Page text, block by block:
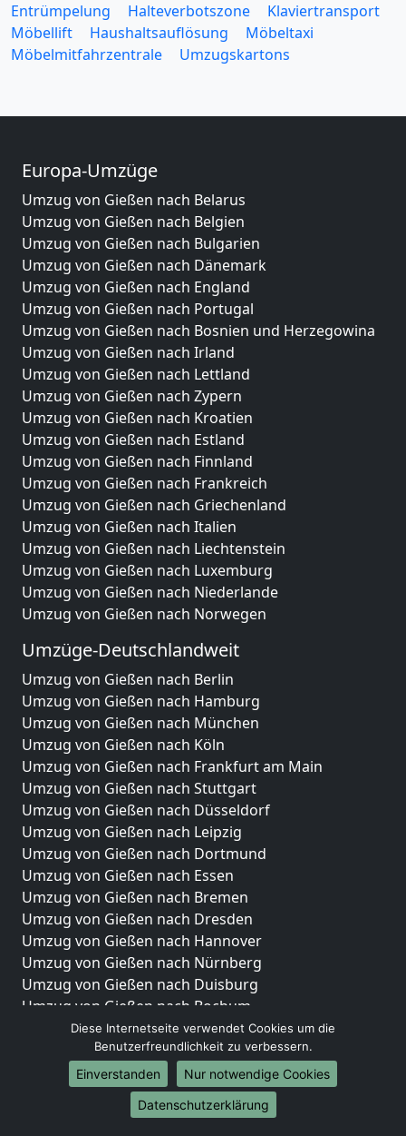
Entrümpelung
Halteverbotszone
Klaviertransport
Möbellift
Haushaltsauflösung
Möbeltaxi
Möbelmitfahrzentrale
Umzugskartons
Europa-Umzüge
Umzug von Gießen nach Belarus
Umzug von Gießen nach Belgien
Umzug von Gießen nach Bulgarien
Umzug von Gießen nach Dänemark
Umzug von Gießen nach England
Umzug von Gießen nach Portugal
Umzug von Gießen nach Bosnien und Herzegowina
Umzug von Gießen nach Irland
Umzug von Gießen nach Lettland
Umzug von Gießen nach Zypern
Umzug von Gießen nach Kroatien
Umzug von Gießen nach Estland
Umzug von Gießen nach Finnland
Umzug von Gießen nach Frankreich
Umzug von Gießen nach Griechenland
Umzug von Gießen nach Italien
Umzug von Gießen nach Liechtenstein
Umzug von Gießen nach Luxemburg
Umzug von Gießen nach Niederlande
Umzug von Gießen nach Norwegen
Umzüge-Deutschlandweit
Umzug von Gießen nach Berlin
Umzug von Gießen nach Hamburg
Umzug von Gießen nach München
Umzug von Gießen nach Köln
Umzug von Gießen nach Frankfurt am Main
Umzug von Gießen nach Stuttgart
Umzug von Gießen nach Düsseldorf
Umzug von Gießen nach Leipzig
Umzug von Gießen nach Dortmund
Umzug von Gießen nach Essen
Umzug von Gießen nach Bremen
Umzug von Gießen nach Dresden
Umzug von Gießen nach Hannover
Umzug von Gießen nach Nürnberg
Umzug von Gießen nach Duisburg
Umzug von Gießen nach Bochum
Umzug von Gießen nach Wuppertal
Umzug von Gießen nach Bielefeld
Umzug von Gießen nach Bonn
Umzug von Gießen nach Münster
Diese Internetseite verwendet Cookies um die
Benutzerfreundlichkeit zu verbessern.
Einverstanden
Nur notwendige Cookies
Datenschutzerklärung